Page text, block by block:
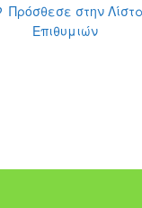
Πρόσθεσε στην
Επιθυμιών